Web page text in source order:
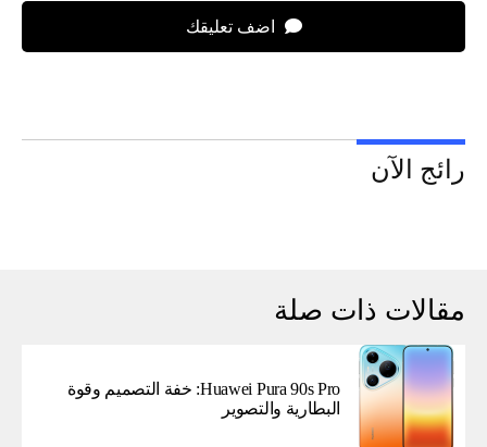
اضف تعليقك
رائج الآن
مقالات ذات صلة
Huawei Pura 90s Pro: خفة التصميم وقوة
البطارية والتصوير